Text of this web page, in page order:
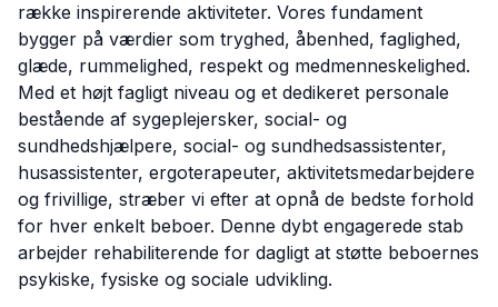
række inspirerende aktiviteter. Vores fundament
bygger på værdier som tryghed, åbenhed, faglighed,
glæde, rummelighed, respekt og medmenneskelighed.
Med et højt fagligt niveau og et dedikeret personale
bestående af sygeplejersker, social- og
sundhedshjælpere, social- og sundhedsassistenter,
husassistenter, ergoterapeuter, aktivitetsmedarbejdere
og frivillige, stræber vi efter at opnå de bedste forhold
for hver enkelt beboer. Denne dybt engagerede stab
arbejder rehabiliterende for dagligt at støtte beboernes
psykiske, fysiske og sociale udvikling.